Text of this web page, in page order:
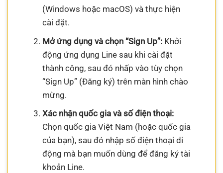
(Windows hoặc macOS) và thực hiện
cài đặt.
Mở ứng dụng và chọn “Sign Up”:Khởi
động ứng dụng Line sau khi cài đặt
thành công, sau đó nhấp vào tùy chọn
“Sign Up” (Đăng ký) trên màn hình chào
mừng.
Xác nhận quốc gia và số điện thoại:
Chọn quốc gia Việt Nam (hoặc quốc gia
của bạn), sau đó nhập số điện thoại di
động mà bạn muốn dùng để đăng ký tài
khoản Line.